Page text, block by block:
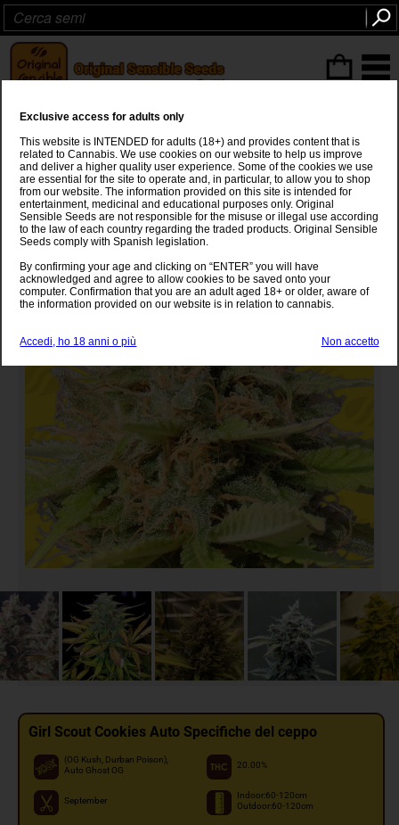
Girl Scout Cookies Auto
(OG Kush xDurban Poison) x Auto Ghost OG
Girl Scout Cookies Auto Specifiche del ceppo
(OG Kush, Durban Poison),
Auto Ghost OG
20.00%
September
Indoor:60-120cm
Outdoor:60-120cm
Exclusive access for adults only
This website is INTENDED for adults (18+) and provides content that is
related to Cannabis. We use cookies on our website to help us improve
and deliver a higher quality user experience. Some of the cookies we use
are essential for the site to operate and, in particular, to allow you to shop
from our website. The information provided on this site is intended for
entertainment, medicinal and educational purposes only. Original
Sensible Seeds are not responsible for the misuse or illegal use according
to the law of each country regarding the traded products. Original Sensible
Seeds comply with Spanish legislation.
By confirming your age and clicking on “ENTER” you will have
acknowledged and agree to allow cookies to be saved onto your
computer. Confirmation that you are an adult aged 18+ or older, aware of
the information provided on our website is in relation to cannabis.
Accedi, ho 18 anni o più Non accetto